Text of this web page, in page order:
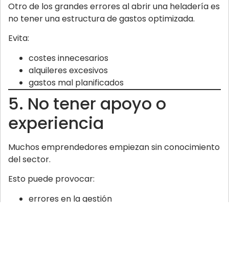
Otro de los grandes errores al abrir una heladería es
no tener una estructura de gastos optimizada.
Evita:
costes innecesarios
alquileres excesivos
gastos mal planificados
5. No tener apoyo o
experiencia
Muchos emprendedores empiezan sin conocimiento
del sector.
Esto puede provocar:
errores en la gestión